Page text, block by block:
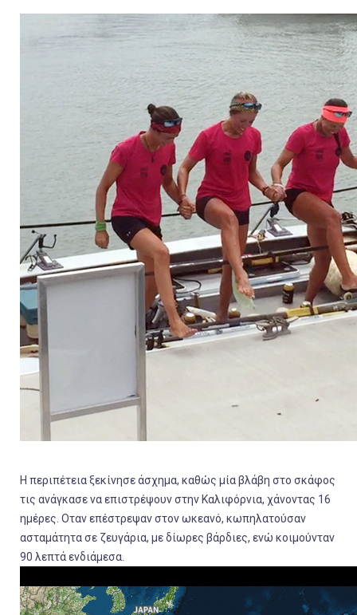
Η περιπέτεια ξεκίνησε άσχημα, καθώς μία βλάβη στο σκάφος
τις ανάγκασε να επιστρέψουν στην Καλιφόρνια, χάνοντας 16
ημέρες. Οταν επέστρεψαν στον ωκεανό, κωπηλατούσαν
ασταμάτητα σε ζευγάρια, με δίωρες βάρδιες, ενώ κοιμούνταν
90 λεπτά ενδιάμεσα.